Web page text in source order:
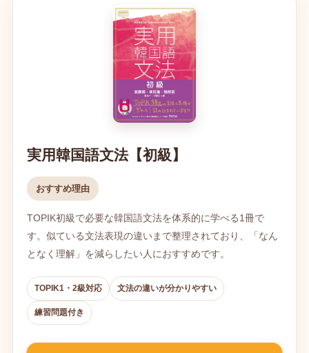
実用韓国語文法【初級】
おすすめ理由
TOPIK初級で必要な韓国語文法を体系的に学べる1冊で
す。似ている文法表現の違いまで整理されており、「なん
となく理解」を減らしたい人におすすめです。
TOPIK1・2級対応 文法の違いが分かりやすい
練習問題付き